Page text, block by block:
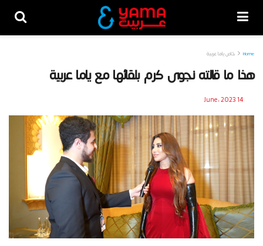
Home خاص ياما عربية
هذا ما قالته نجوى كرم بلقائها مع ياما عربية
14 June، 2023